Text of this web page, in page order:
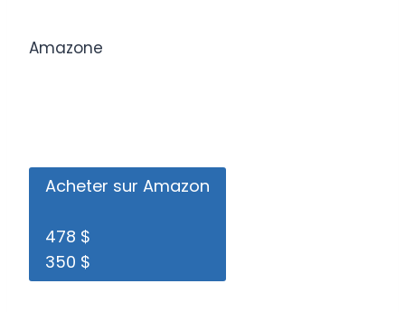
Amazone
Acheter sur Amazon
478 $
350 $